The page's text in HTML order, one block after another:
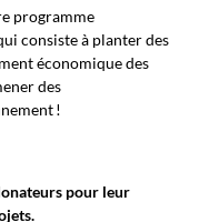
programme
consiste à planter des
économique des
des
!
pour leur